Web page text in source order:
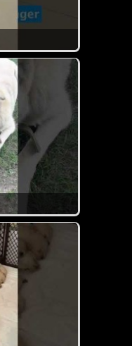
was Liebe alles
Hätte nie gedacht,